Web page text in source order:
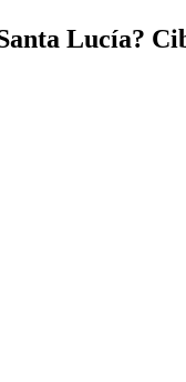
Lucía?